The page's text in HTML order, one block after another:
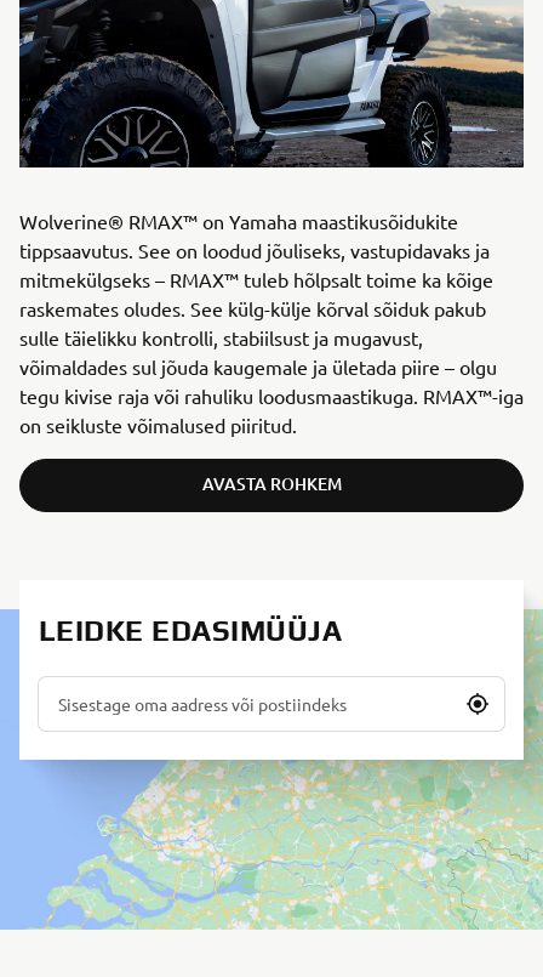
Wolverine® RMAX™ on Yamaha maastikusõidukite
tippsaavutus. See on loodud jõuliseks, vastupidavaks ja
mitmekülgseks – RMAX™ tuleb hõlpsalt toime ka kõige
raskemates oludes. See külg-külje kõrval sõiduk pakub
sulle täielikku kontrolli, stabiilsust ja mugavust,
võimaldades sul jõuda kaugemale ja ületada piire – olgu
tegu kivise raja või rahuliku loodusmaastikuga. RMAX™-iga
on seikluste võimalused piiritud.
AVASTA ROHKEM
LEIDKE EDASIMÜÜJA